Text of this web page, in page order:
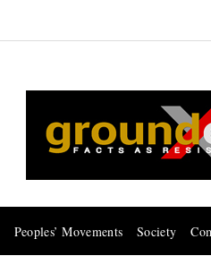
Peoples’ Movements Society